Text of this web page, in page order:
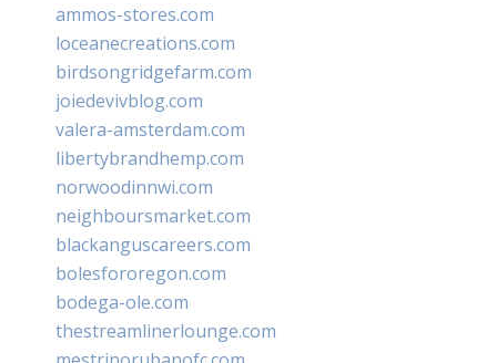
ammos-stores.com
loceanecreations.com
birdsongridgefarm.com
joiedevivblog.com
valera-amsterdam.com
libertybrandhemp.com
norwoodinnwi.com
neighboursmarket.com
blackanguscareers.com
bolesfororegon.com
bodega-ole.com
thestreamlinerlounge.com